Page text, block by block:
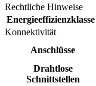
Rechtliche Hinweise
Energieeffizienzklasse
Konnektivität
Anschlüsse
Drahtlose
Schnittstellen